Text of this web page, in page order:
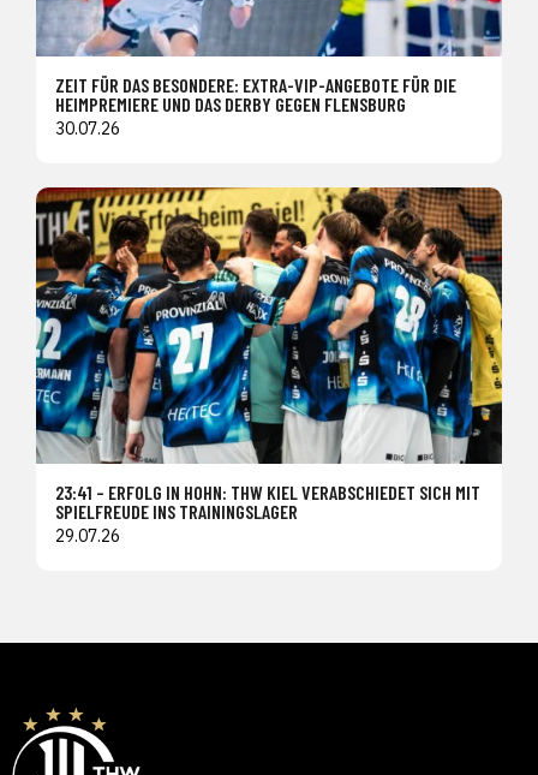
ZEIT FÜR DAS BESONDERE: EXTRA-VIP-ANGEBOTE FÜR DIE
HEIMPREMIERE UND DAS DERBY GEGEN FLENSBURG
30.07.26
23:41 – ERFOLG IN HOHN: THW KIEL VERABSCHIEDET SICH MIT
SPIELFREUDE INS TRAININGSLAGER
29.07.26